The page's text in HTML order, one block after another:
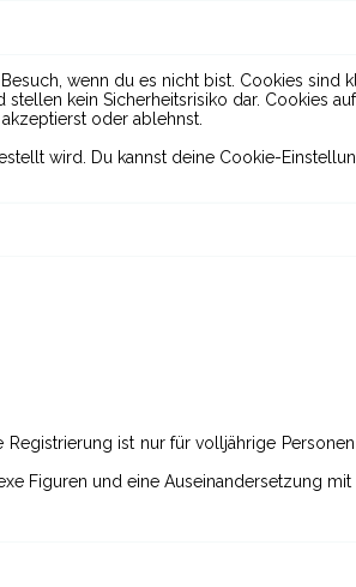
wenn du es nicht bist. Cookies sind
kein Sicherheitsrisiko dar. Cookies
oder ablehnst.
wird. Du kannst deine Cookie-
ist nur für volljährige
Figuren und eine Auseinandersetzung mit